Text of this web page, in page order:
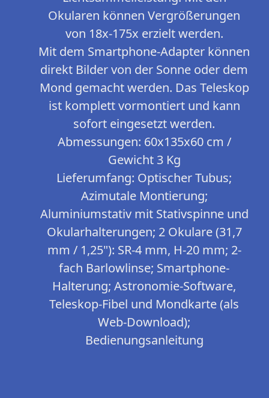
Okularen können Vergrößerungen
von 18x-175x erzielt werden.
Mit dem Smartphone-Adapter können
direkt Bilder von der Sonne oder dem
Mond gemacht werden. Das Teleskop
ist komplett vormontiert und kann
sofort eingesetzt werden.
Abmessungen: 60x135x60 cm /
Gewicht 3 Kg
Lieferumfang: Optischer Tubus;
Azimutale Montierung;
Aluminiumstativ mit Stativspinne und
Okularhalterungen; 2 Okulare (31,7
mm / 1,25"): SR-4 mm, H-20 mm; 2-
fach Barlowlinse; Smartphone-
Halterung; Astronomie-Software,
Teleskop-Fibel und Mondkarte (als
Web-Download);
Bedienungsanleitung